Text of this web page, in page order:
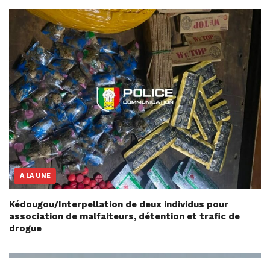
A LA UNE
Kédougou/Interpellation de deux individus pour
association de malfaiteurs, détention et trafic de
drogue